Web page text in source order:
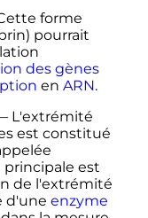
forme
pourrait
des gènes
en ARN.
L'extrémité
est constitué
est
de l'extrémité
d'une enzyme